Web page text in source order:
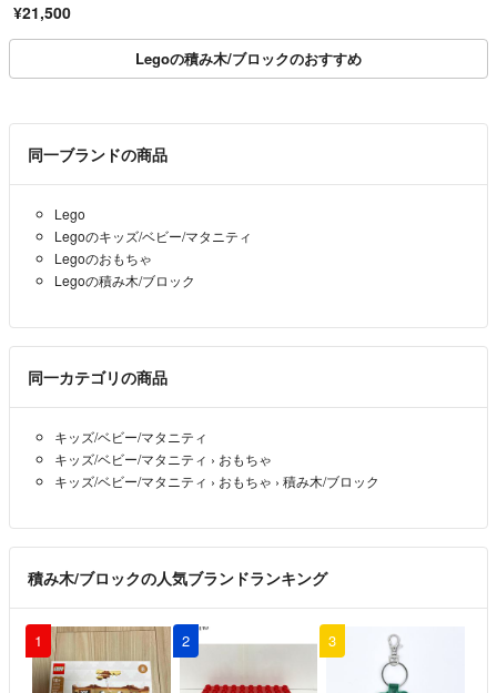
¥21,500
Legoの積み木/ブロックのおすすめ
同一ブランドの商品
Lego
Legoのキッズ/ベビー/マタニティ
Legoのおもちゃ
Legoの積み木/ブロック
同一カテゴリの商品
キッズ/ベビー/マタニティ
キッズ/ベビー/マタニティ › おもちゃ
キッズ/ベビー/マタニティ › おもちゃ › 積み木/ブロック
積み木/ブロックの人気ブランドランキング
1 2 3